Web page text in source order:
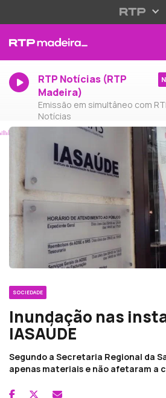
RTP Notícias (RTP
Madeira)
Emissão em simultâneo com
Notícias
SOCIEDADE
Inundação nas
IASAÚDE
Segundo a Secretaria Regional da
apenas materiais e não afetaram a